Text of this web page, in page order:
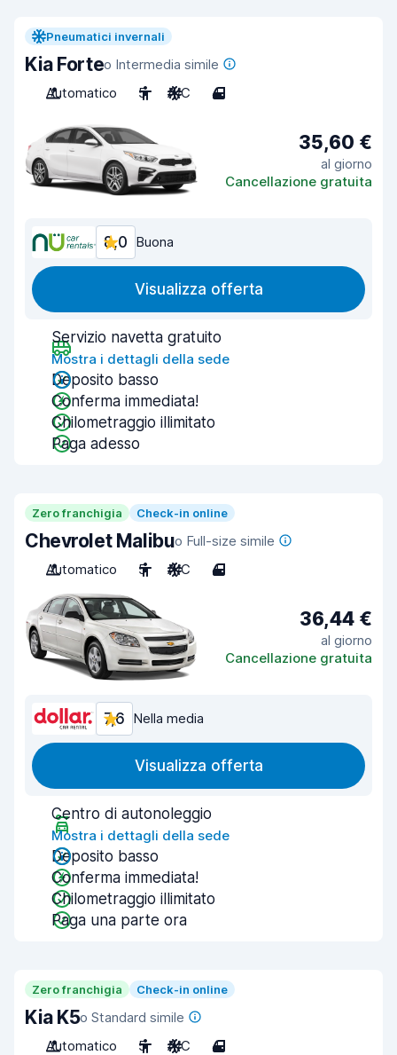
Pneumatici invernali
Kia Forteo Intermedia simile
Automatico
5 A/C 4
35,60 €
al giorno
Cancellazione gratuita
8,0 Buona
Visualizza offerta
Servizio navetta gratuito
Mostra i dettagli della sede
Deposito basso
Conferma immediata!
Chilometraggio illimitato
Paga adesso
Zero franchigia Check-in online
Chevrolet Malibuo Full-size simile
Automatico
5 A/C 4
36,44 €
al giorno
Cancellazione gratuita
7,6 Nella media
Visualizza offerta
Centro di autonoleggio
Mostra i dettagli della sede
Deposito basso
Conferma immediata!
Chilometraggio illimitato
Paga una parte ora
Zero franchigia Check-in online
Kia K5o Standard simile
Automatico
5 A/C 4